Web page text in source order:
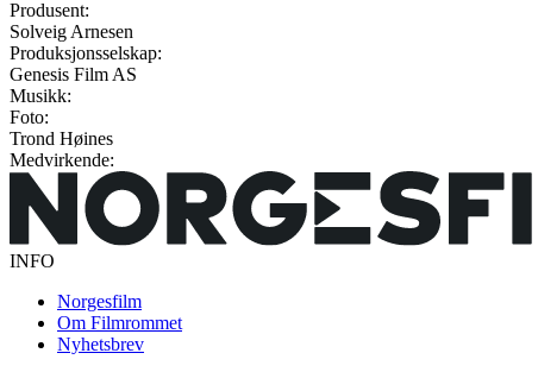
Produsent:
Solveig Arnesen
Produksjonsselskap:
Genesis Film AS
Musikk:
Foto:
Trond Høines
Medvirkende:
INFO
Norgesfilm
Om Filmrommet
Nyhetsbrev